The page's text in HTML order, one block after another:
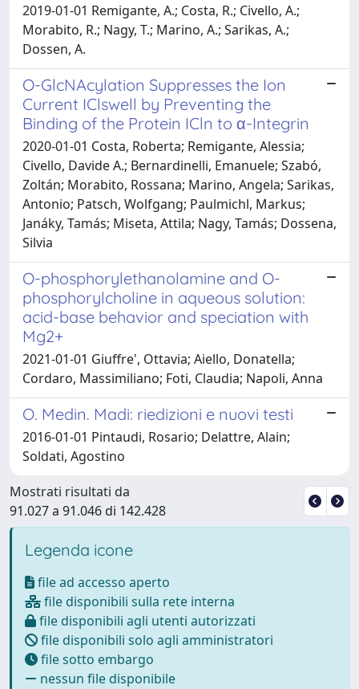
2019-01-01 Remigante, A.; Costa, R.; Civello, A.;
Morabito, R.; Nagy, T.; Marino, A.; Sarikas, A.;
Dossen, A.
O-GlcNAcylation Suppresses the Ion
Current IClswell by Preventing the
Binding of the Protein ICln to α-Integrin
2020-01-01 Costa, Roberta; Remigante, Alessia;
Civello, Davide A.; Bernardinelli, Emanuele; Szabó,
Zoltán; Morabito, Rossana; Marino, Angela; Sarikas,
Antonio; Patsch, Wolfgang; Paulmichl, Markus;
Janáky, Tamás; Miseta, Attila; Nagy, Tamás; Dossena,
Silvia
O-phosphorylethanolamine and O-
phosphorylcholine in aqueous solution:
acid-base behavior and speciation with
Mg2+
2021-01-01 Giuffre', Ottavia; Aiello, Donatella;
Cordaro, Massimiliano; Foti, Claudia; Napoli, Anna
O. Medin. Madi: riedizioni e nuovi testi
2016-01-01 Pintaudi, Rosario; Delattre, Alain;
Soldati, Agostino
Mostrati risultati da
91.027 a 91.046 di 142.428
Legenda icone
file ad accesso aperto
file disponibili sulla rete interna
file disponibili agli utenti autorizzati
file disponibili solo agli amministratori
file sotto embargo
nessun file disponibile